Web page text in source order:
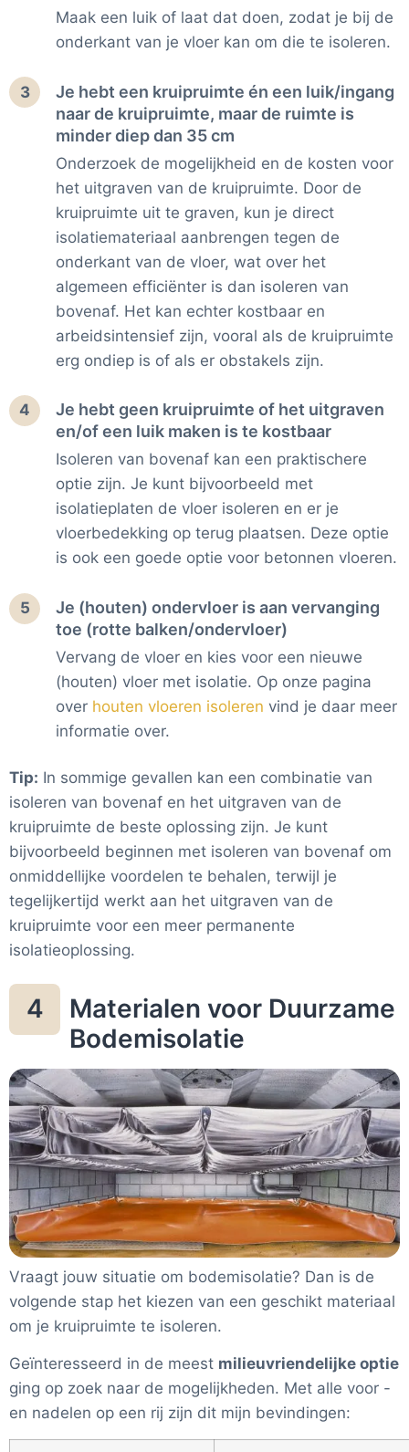
Maak een luik of laat dat doen, zodat je bij de
onderkant van je vloer kan om die te isoleren.
3
Je hebt een kruipruimte én een luik/ingang
naar de kruipruimte, maar de ruimte is
minder diep dan 35 cm
Onderzoek de mogelijkheid en de kosten voor
het uitgraven van de kruipruimte. Door de
kruipruimte uit te graven, kun je direct
isolatiemateriaal aanbrengen tegen de
onderkant van de vloer, wat over het
algemeen efficiënter is dan isoleren van
bovenaf. Het kan echter kostbaar en
arbeidsintensief zijn, vooral als de kruipruimte
erg ondiep is of als er obstakels zijn.
4
Je hebt geen kruipruimte of het uitgraven
en/of een luik maken is te kostbaar
Isoleren van bovenaf kan een praktischere
optie zijn. Je kunt bijvoorbeeld met
isolatieplaten de vloer isoleren en er je
vloerbedekking op terug plaatsen. Deze optie
is ook een goede optie voor betonnen vloeren.
5
Je (houten) ondervloer is aan vervanging
toe (rotte balken/ondervloer)
Vervang de vloer en kies voor een nieuwe
(houten) vloer met isolatie. Op onze pagina
over houten vloeren isoleren vind je daar meer
informatie over.
Tip: In sommige gevallen kan een combinatie van
isoleren van bovenaf en het uitgraven van de
kruipruimte de beste oplossing zijn. Je kunt
bijvoorbeeld beginnen met isoleren van bovenaf om
onmiddellijke voordelen te behalen, terwijl je
tegelijkertijd werkt aan het uitgraven van de
kruipruimte voor een meer permanente
isolatieoplossing.
4
Materialen voor Duurzame
Bodemisolatie
Vraagt jouw situatie om bodemisolatie? Dan is de
volgende stap het kiezen van een geschikt materiaal
om je kruipruimte te isoleren.
Geïnteresseerd in de meest milieuvriendelijke optie
ging op zoek naar de mogelijkheden. Met alle voor -
en nadelen op een rij zijn dit mijn bevindingen: